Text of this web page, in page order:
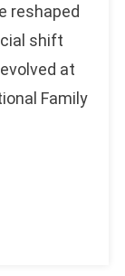
reshaped
shift
at
Family